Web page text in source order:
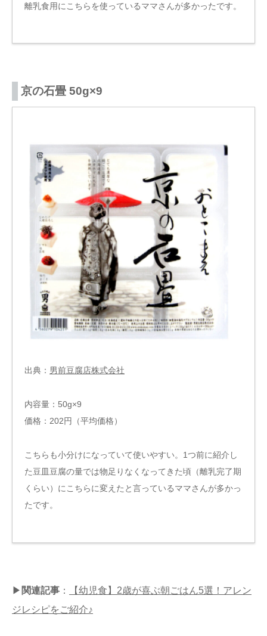
離乳食用にこちらを使っているママさんが多かったです。
京の石畳 50g×9
出典： 男前豆腐店株式会社
内容量：50g×9
価格：202円（平均価格）
こちらも小分けになっていて使いやすい。1つ前に紹介し
た豆皿豆腐の量では物足りなくなってきた頃（離乳完了期
くらい）にこちらに変えたと言っているママさんが多かっ
たです。
▶︎ 関連記事 ：
【幼児食】2歳が喜ぶ朝ごはん5選！アレン
ジレシピをご紹介♪